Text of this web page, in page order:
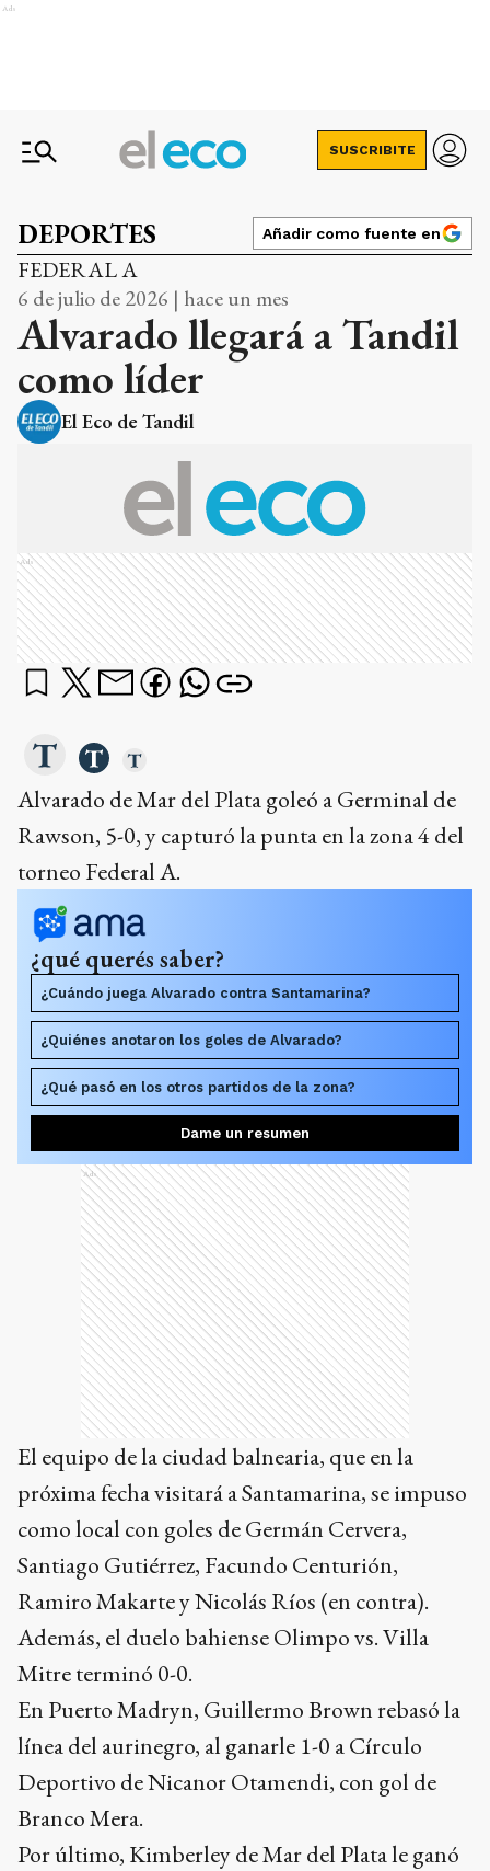
Ads
SUSCRIBITE
DEPORTES Añadir como fuente en
FEDERAL A
6 de julio de 2026 | hace un mes
Alvarado llegará a Tandil
como líder
El Eco de Tandil
Ads
Alvarado de Mar del Plata goleó a Germinal de
Rawson, 5-0, y capturó la punta en la zona 4 del
torneo Federal A.
¿qué querés saber?
¿Cuándo juega Alvarado contra Santamarina?
¿Quiénes anotaron los goles de Alvarado?
¿Qué pasó en los otros partidos de la zona?
Dame un resumen
Ads
El equipo de la ciudad balnearia, que en la
próxima fecha visitará a Santamarina, se impuso
como local con goles de Germán Cervera,
Santiago Gutiérrez, Facundo Centurión,
Ramiro Makarte y Nicolás Ríos (en contra).
Además, el duelo bahiense Olimpo vs. Villa
Mitre terminó 0-0.
En Puerto Madryn, Guillermo Brown rebasó la
línea del aurinegro, al ganarle 1-0 a Círculo
Deportivo de Nicanor Otamendi, con gol de
Branco Mera.
Por último, Kimberley de Mar del Plata le ganó